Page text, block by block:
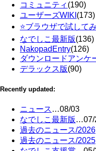
コミュニティ (190)
ユーザーズWIKI (173)
⭐ブラウザで試して
なでしこ最新版(136)
NakopadEntry(126)
ダウンロードアンケ
デラックス版(90)
Recently updated:
ニュース …08/03
なでしこ最新版 …
過去のニュース/2026
過去のニュース/2025